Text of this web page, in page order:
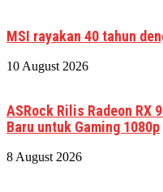
MSI rayakan 40 tahun
10 August 2026
ASRock Rilis Radeon RX
Baru untuk Gaming 1080p
8 August 2026